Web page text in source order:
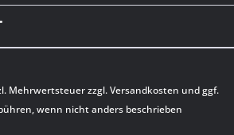
Mehrwertsteuer zzgl.Versandkosten und ggf.
wenn nicht anders beschrieben